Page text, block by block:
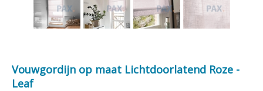
Vouwgordijn op maat Lichtdoorlatend Roze -
Leaf